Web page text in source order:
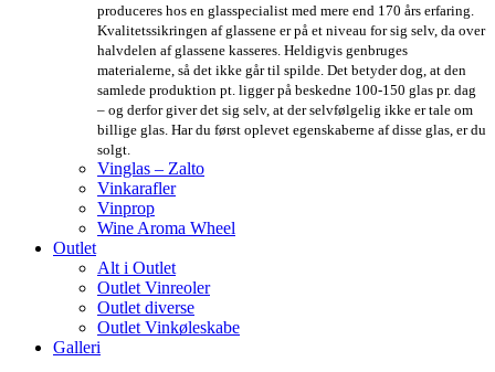
produceres hos en glasspecialist med mere end 170 års erfaring.
Kvalitetssikringen af glassene er på et niveau for sig selv, da over
halvdelen af glassene kasseres. Heldigvis genbruges
materialerne, så det ikke går til spilde. Det betyder dog, at den
samlede produktion pt. ligger på beskedne 100-150 glas pr. dag
– og derfor giver det sig selv, at der selvfølgelig ikke er tale om
billige glas. Har du først oplevet egenskaberne af disse glas, er du
solgt.
Vinglas – Zalto
Vinkarafler
Vinprop
Wine Aroma Wheel
Outlet
Alt i Outlet
Outlet Vinreoler
Outlet diverse
Outlet Vinkøleskabe
Galleri